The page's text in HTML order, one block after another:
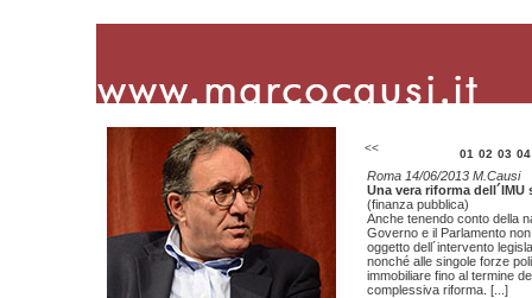
<< 01 02 03 04
Roma 14/06/2013 M.Causi
Una vera riforma
(finanza pubblica)
Anche tenendo conto della
Governo e il Parlamento
oggetto dell´intervento
nonché alle singole forze
immobiliare fino al termine
complessiva riforma. [...]